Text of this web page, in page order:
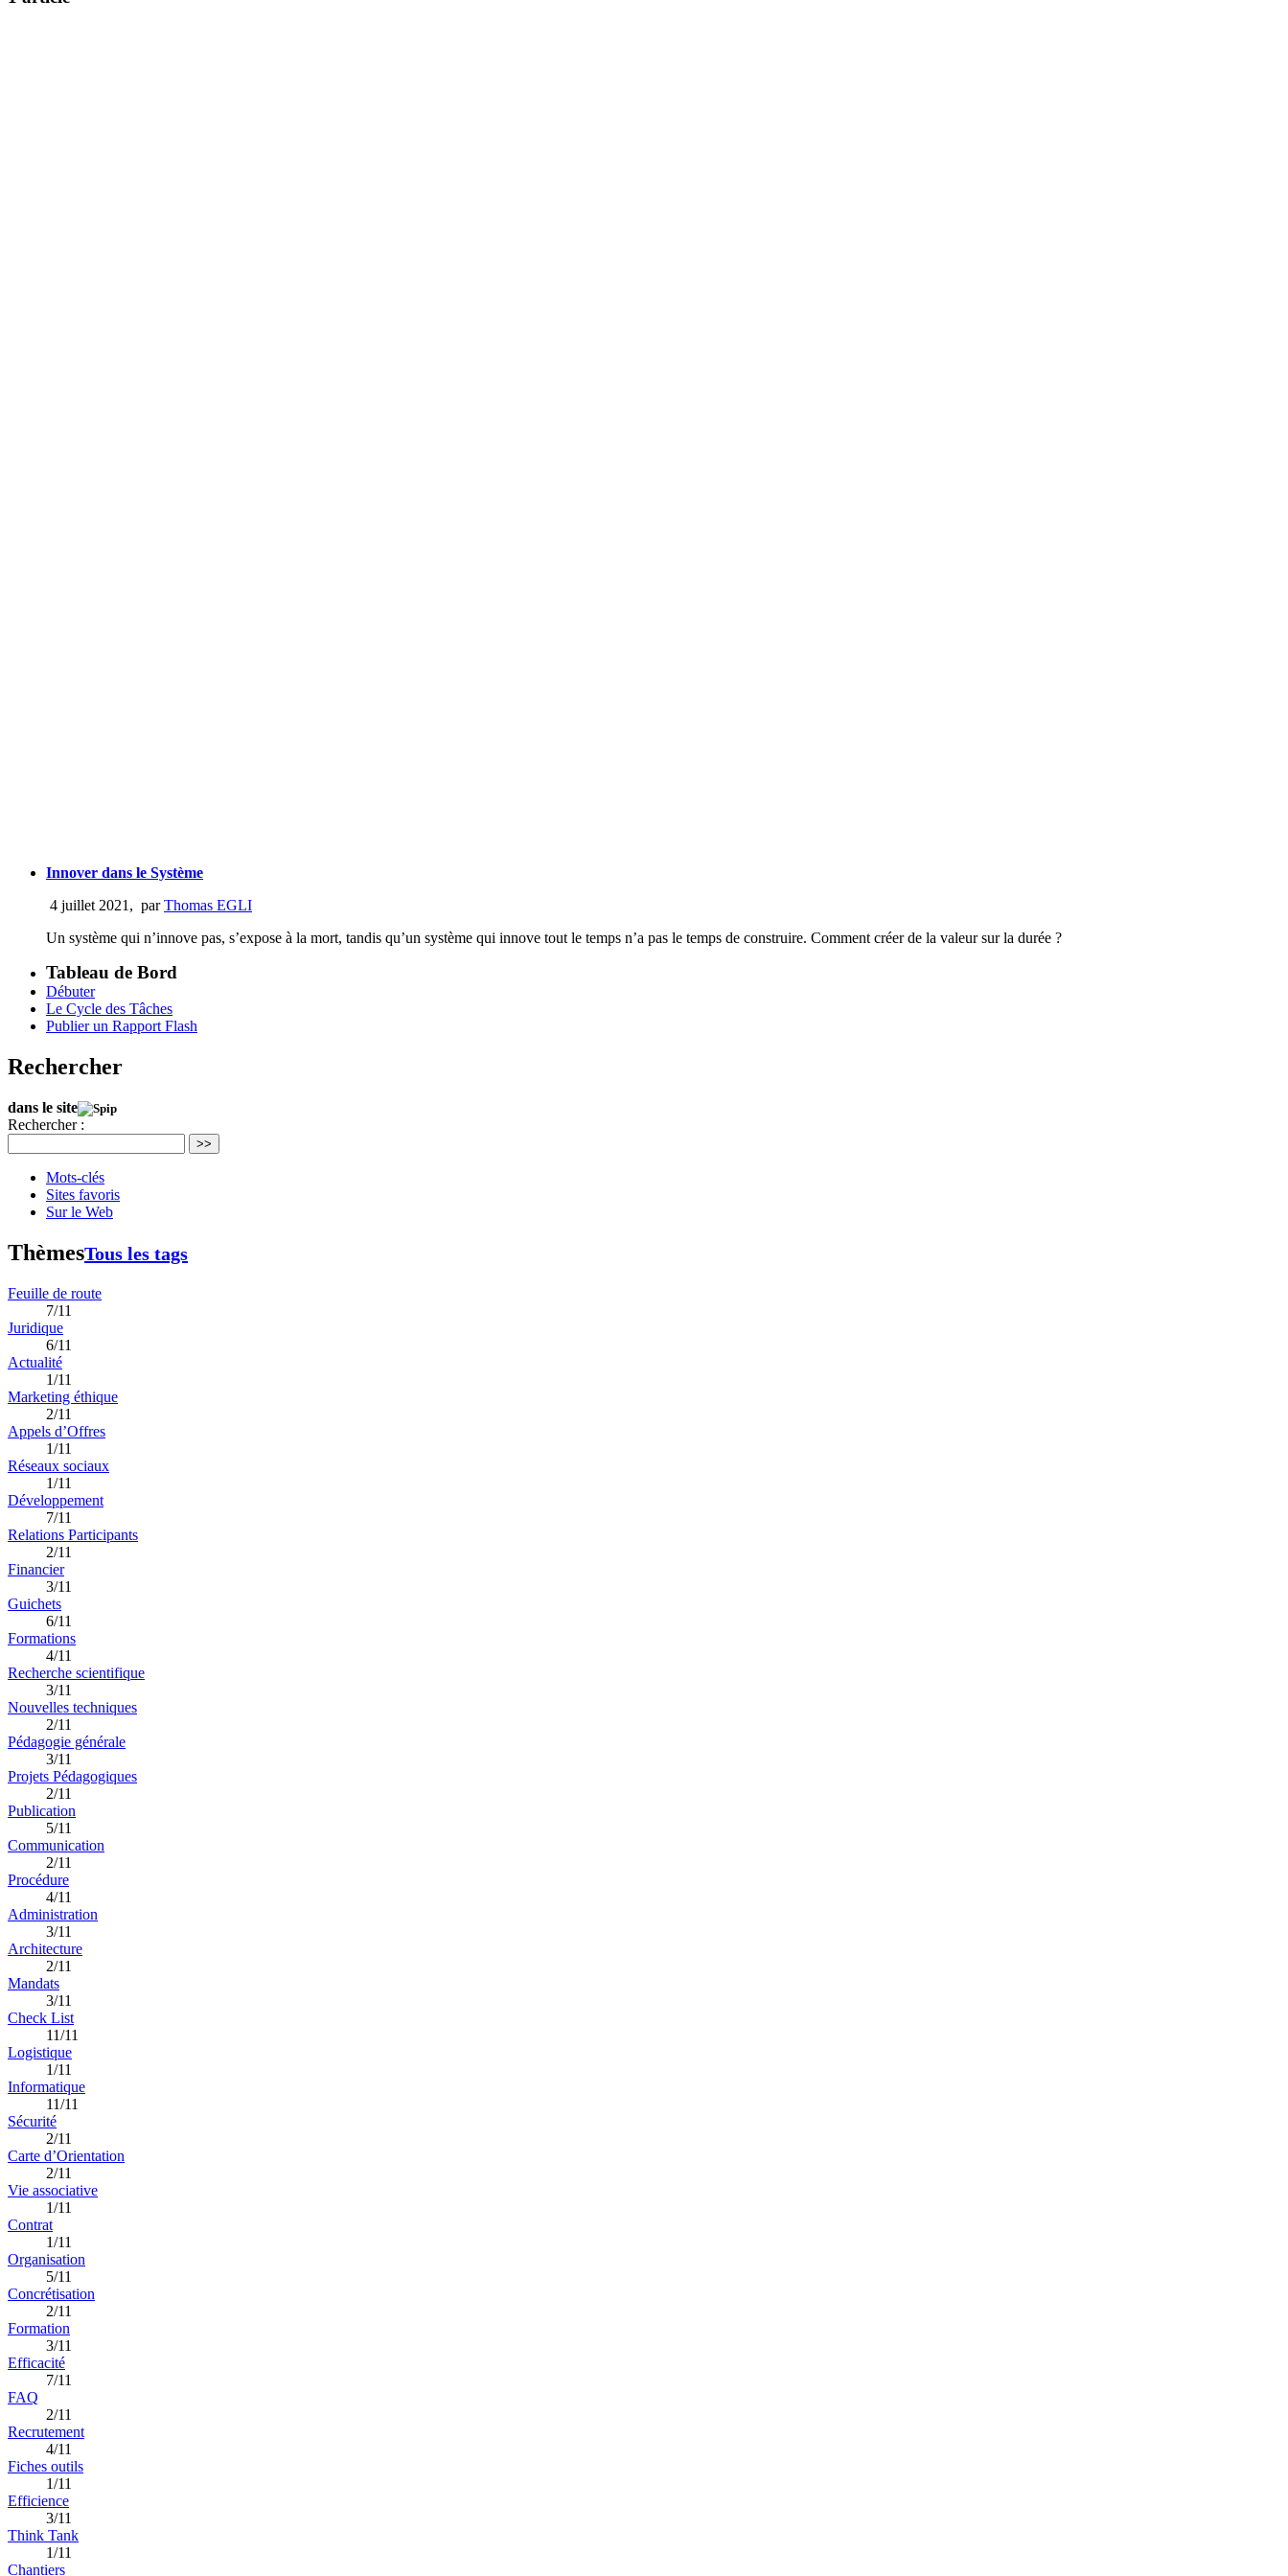
Innover dans le Système
4 juillet 2021 , parThomas EGLI
Un système qui n’innove pas, s’expose à la mort, tandis qu’un système qui innove tout le temps n’a pas le temps de construire. Comment créer de la valeur sur la durée ?
Tableau de Bord
Débuter
Le Cycle des Tâches
Publier un Rapport Flash
Rechercher
dans le site
Rechercher :
>>
Mots-clés
Sites favoris
Sur le Web
ThèmesTous les tags
Feuille de route
7/11
Juridique
6/11
Actualité
1/11
Marketing éthique
2/11
Appels d’Offres
1/11
Réseaux sociaux
1/11
Développement
7/11
Relations Participants
2/11
Financier
3/11
Guichets
6/11
Formations
4/11
Recherche scientifique
3/11
Nouvelles techniques
2/11
Pédagogie générale
3/11
Projets Pédagogiques
2/11
Publication
5/11
Communication
2/11
Procédure
4/11
Administration
3/11
Architecture
2/11
Mandats
3/11
Check List
11/11
Logistique
1/11
Informatique
11/11
Sécurité
2/11
Carte d’Orientation
2/11
Vie associative
1/11
Contrat
1/11
Organisation
5/11
Concrétisation
2/11
Formation
3/11
Efficacité
7/11
FAQ
2/11
Recrutement
4/11
Fiches outils
1/11
Efficience
3/11
Think Tank
1/11
Chantiers